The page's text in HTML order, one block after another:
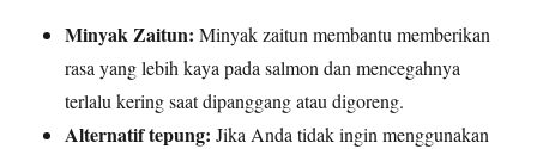
Minyak Zaitun: Minyak zaitun membantu memberikan
rasa yang lebih kaya pada salmon dan mencegahnya
terlalu kering saat dipanggang atau digoreng.
Alternatif tepung: Jika Anda tidak ingin menggunakan